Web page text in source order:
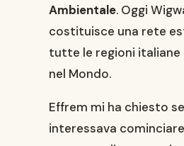
Ambientale. Oggi
costituisce una rete
tutte le regioni italiane
nel Mondo.
Effrem mi ha chiesto
interessava